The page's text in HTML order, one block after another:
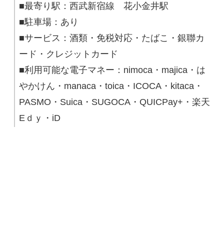
■最寄り駅：西武新宿線 花小金井駅
■駐車場：あり
■サービス：酒類・免税対応・たばこ・銀聯カ
ード・クレジットカード
■利用可能な電子マネー：nimoca・majica・は
やかけん・manaca・toica・ICOCA・kitaca・
PASMO・Suica・SUGOCA・QUICPay+・楽天
Eｄｙ・iD